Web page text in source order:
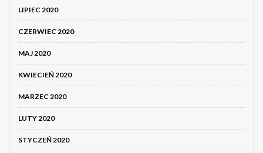
LIPIEC 2020
CZERWIEC 2020
MAJ 2020
KWIECIEŃ 2020
MARZEC 2020
LUTY 2020
STYCZEŃ 2020